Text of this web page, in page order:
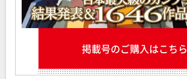
掲載号のご購入はこちら